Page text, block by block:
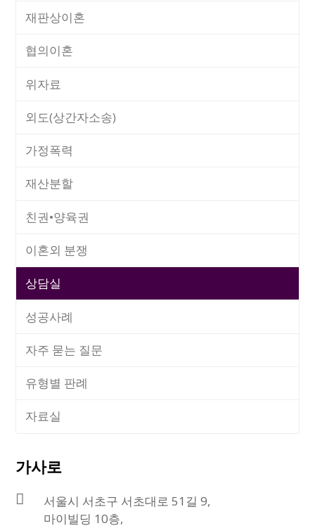
재판상이혼
협의이혼
위자료
외도(상간자소송)
가정폭력
재산분할
친권•양육권
이혼외 분쟁
상담실
성공사례
자주 묻는 질문
유형별 판례
자료실
가사로
서울시 서초구 서초대로 51길 9,
마이빌딩 10층,